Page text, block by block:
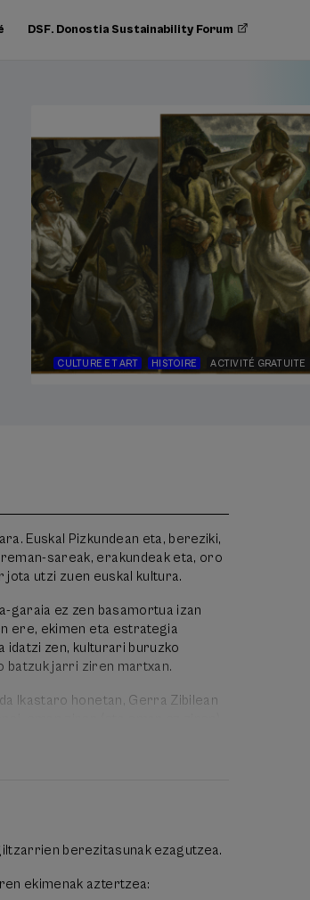
DSF. Donostia Sustainability Forum
CULTURE ET ART HISTOIRE ACTIVITÉ GRATUITE
Euskal Pizkundean eta, bereziki,
sareak, erakundeak eta, oro
utzi zuen euskal kultura.
garaia ez zen basamortua izan
ere, ekimen eta estrategia
idatzi zen, kulturari buruzko
batzuk jarri ziren martxan.
Ikastaro honetan, Gerra Zibilean
dugu, garai hura hobeto
berezitasunak ezagutzea.
ekimenak aztertzea: